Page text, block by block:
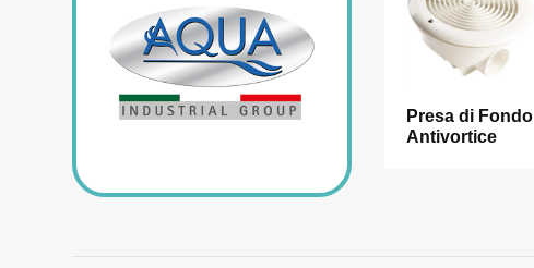
Presa di Fondo
Antivortice